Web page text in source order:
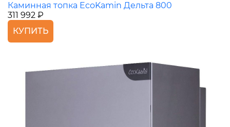
Каминная топка EcoKamin Дельта 800
311 992 ₽
КУПИТЬ